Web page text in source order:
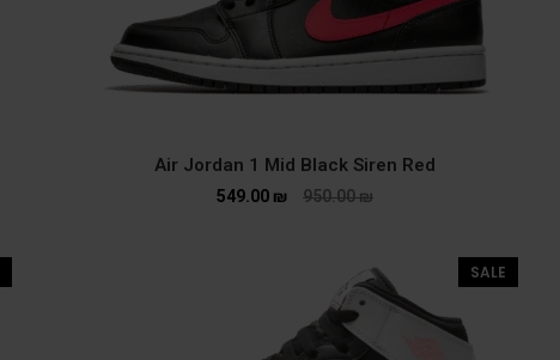
Air Jordan 1 Mid Black Siren Red
950.00₪
549.00 ₪
SALE